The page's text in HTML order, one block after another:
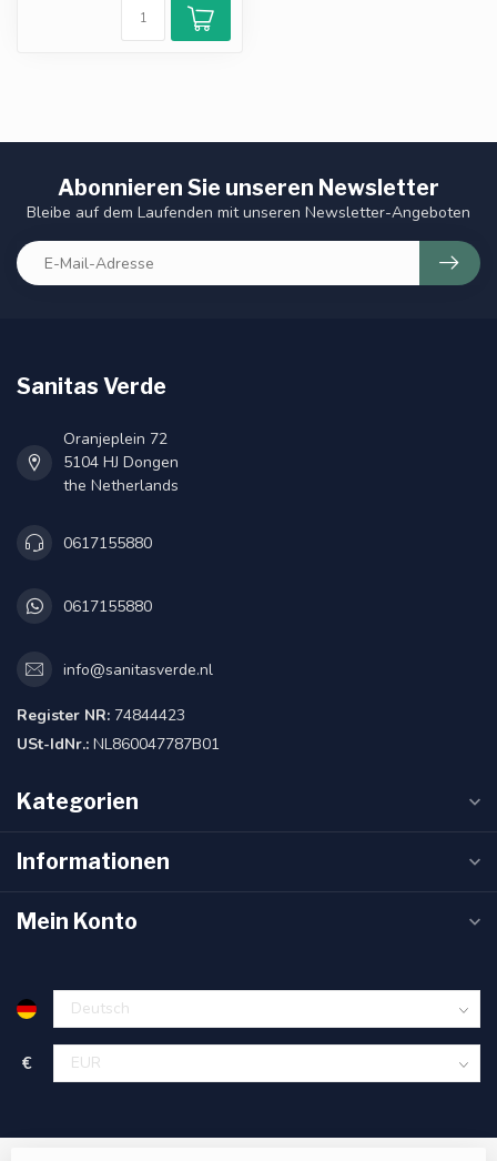
Abonnieren Sie unseren Newsletter
Bleibe auf dem Laufenden mit unseren Newsletter-Angeboten
Sanitas Verde
Oranjeplein 72
5104 HJ Dongen
the Netherlands
0617155880
0617155880
info@sanitasverde.nl
Register NR: 74844423
USt-IdNr.: NL860047787B01
Kategorien
Informationen
Mein Konto
€